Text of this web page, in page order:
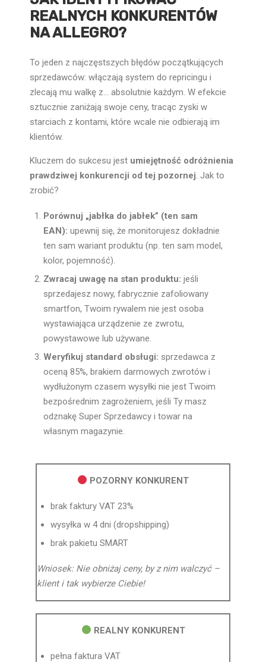
REALNYCH KONKURENTÓW
NA ALLEGRO?
To jeden z najczęstszych błędów początkujących
sprzedawców: włączają system do repricingu i
zlecają mu walkę z… absolutnie każdym. W efekcie
sztucznie zaniżają swoje ceny, tracąc zyski w
starciach z kontami, które wcale nie odbierają im
klientów.
Kluczem do sukcesu jest umiejętność odróżnienia
prawdziwej konkurencji od tej pozornej. Jak to
zrobić?
Porównuj „jabłka do jabłek” (ten sam
EAN): upewnij się, że monitorujesz dokładnie
ten sam wariant produktu (np. ten sam model,
kolor, pojemność).
Zwracaj uwagę na stan produktu: jeśli
sprzedajesz nowy, fabrycznie zafoliowany
smartfon, Twoim rywalem nie jest osoba
wystawiająca urządzenie ze zwrotu,
powystawowe lub używane.
Weryfikuj standard obsługi: sprzedawca z
oceną 85%, brakiem darmowych zwrotów i
wydłużonym czasem wysyłki nie jest Twoim
bezpośrednim zagrożeniem, jeśli Ty masz
odznakę Super Sprzedawcy i towar na
własnym magazynie.
POZORNY KONKURENT
brak faktury VAT 23%
wysyłka w 4 dni (dropshipping)
brak pakietu SMART
Wniosek: Nie obniżaj ceny, by z nim walczyć –
klient i tak wybierze Ciebie!
REALNY KONKURENT
pełna faktura VAT